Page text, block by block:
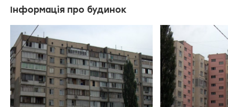
Інформація про будинок